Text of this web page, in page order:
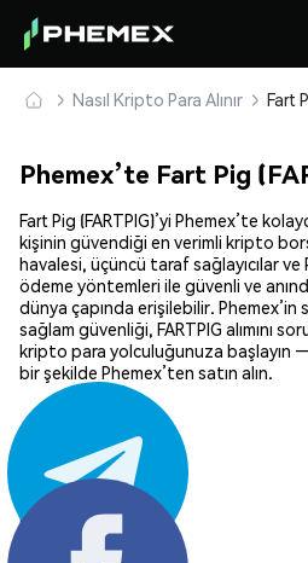
Nasıl Kripto Para Alınır
Phemex’te Fart Pig
Fart Pig (FARTPIG)’yi Phemex’te
kişinin güvendiği en verimli kripto
havalesi, üçüncü taraf sağlayıcılar
ödeme yöntemleri ile güvenli ve
dünya çapında erişilebilir.
sağlam güvenliği, FARTPIG alımını
kripto para yolculuğunuza başlayın —
bir şekilde Phemex’ten satın alın.
Paylaş: